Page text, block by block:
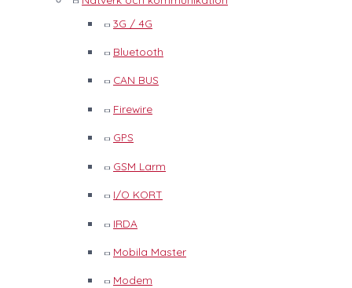
3G / 4G
Bluetooth
CAN BUS
Firewire
GPS
GSM Larm
I/O KORT
IRDA
Mobila Master
Modem